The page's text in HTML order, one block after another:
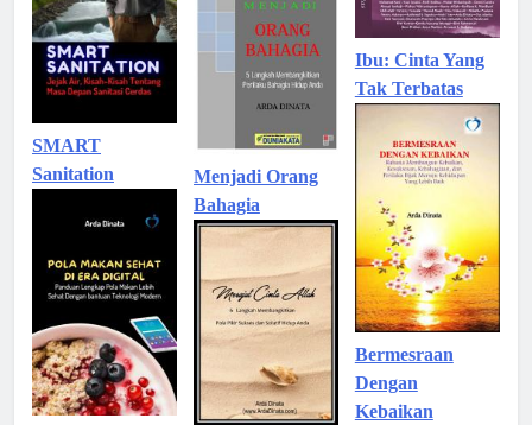
SMART
Sanitation
Menjadi Orang
Bahagia
Ibu: Cinta Yang
Tak Terbatas
Bermesraan
Dengan
Kebaikan